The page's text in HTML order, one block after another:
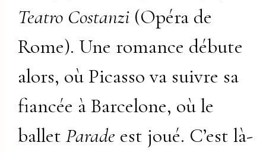
Teatro Costanzi (Opéra de
Rome). Une romance débute
alors, où Picasso va suivre sa
fiancée à Barcelone, où le
balletParade est joué. C’est là-